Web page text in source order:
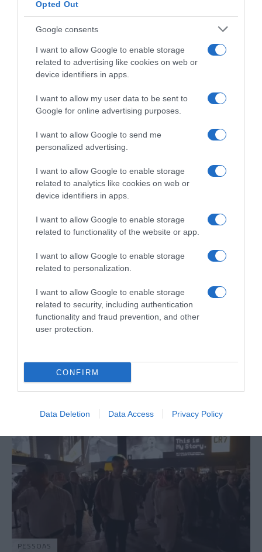
Opted Out
Google consents
I want to allow Google to enable storage
related to advertising like cookies on web or
device identifiers in apps.
I want to allow my user data to be sent to
Google for online advertising purposes.
I want to allow Google to send me
personalized advertising.
I want to allow Google to enable storage
related to analytics like cookies on web or
device identifiers in apps.
I want to allow Google to enable storage
related to functionality of the website or app.
I want to allow Google to enable storage
related to personalization.
I want to allow Google to enable storage
related to security, including authentication
functionality and fraud prevention, and other
user protection.
CONFIRM
Data Deletion Data Access Privacy Policy
CRISTIANO RONALDO
PRODUTOS E MARCAS
Conheça a programação de fim-de-semana dos hotéis
da colecção Savoy Signature
TURISMO
Pestana, conheça as propostas
14 Nov 15:56
PESSOAS